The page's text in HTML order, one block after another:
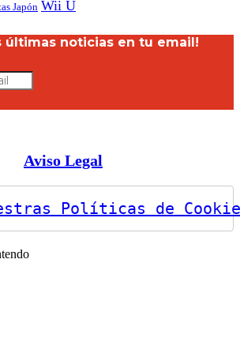
Japón Wii U
últimas noticias en tu email!
Aviso Legal
Políticas de